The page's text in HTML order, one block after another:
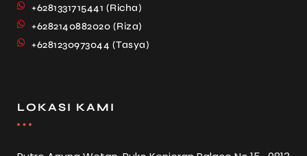
+6281331715441 (Richa)
+6282140882020 (Riza)
+6281230973044 (Tasya)
LOKASI KAMI